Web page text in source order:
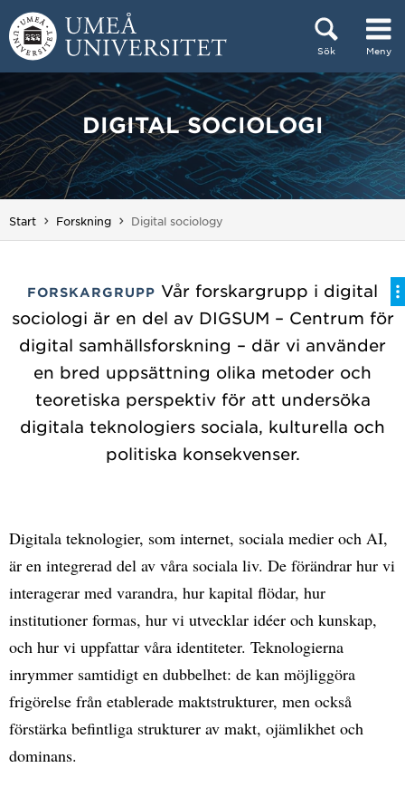
Hoppa direkt till innehållet
Sök Meny
Huvudmenyn dold.
DIGITAL SOCIOLOGI
Start Forskning Du är här:
Digital sociology
FORSKARGRUPP Vår forskargrupp i digital
sociologi är en del av DIGSUM – Centrum för
digital samhällsforskning – där vi använder
en bred uppsättning olika metoder och
teoretiska perspektiv för att undersöka
digitala teknologiers sociala, kulturella och
politiska konsekvenser.
Digitala teknologier, som internet, sociala medier och AI,
är en integrerad del av våra sociala liv. De förändrar hur vi
interagerar med varandra, hur kapital flödar, hur
institutioner formas, hur vi utvecklar idéer och kunskap,
och hur vi uppfattar våra identiteter. Teknologierna
inrymmer samtidigt en dubbelhet: de kan möjliggöra
frigörelse från etablerade maktstrukturer, men också
förstärka befintliga strukturer av makt, ojämlikhet och
dominans.